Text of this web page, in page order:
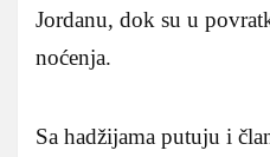
Jordanu, dok su u
noćenja.
Sa hadžijama putuju i